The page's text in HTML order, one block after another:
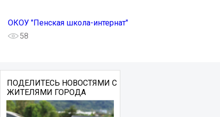
ОКОУ "Пенская школа-интернат"
58
ПОДЕЛИТЕСЬ НОВОСТЯМИ С
ЖИТЕЛЯМИ ГОРОДА